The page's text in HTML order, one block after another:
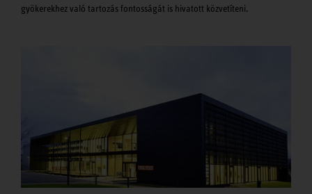
gyökerekhez való tartozás fontosságát is hivatott közvetíteni.